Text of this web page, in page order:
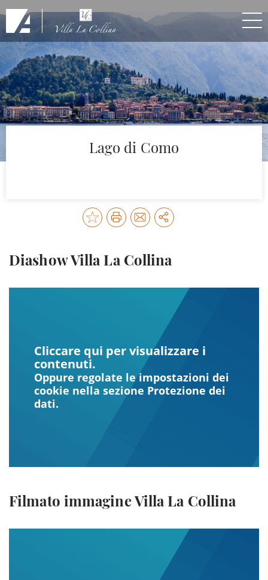
Skip to Main Content
Lago di Como
Diashow Villa La Collina
Cliccare qui per visualizzare i
contenuti.
Oppure regolate le impostazioni dei
cookie nella sezione Protezione dei
dati.
Filmato immagine Villa La Collina